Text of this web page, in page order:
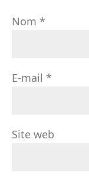
Nom *
E-mail *
Site web